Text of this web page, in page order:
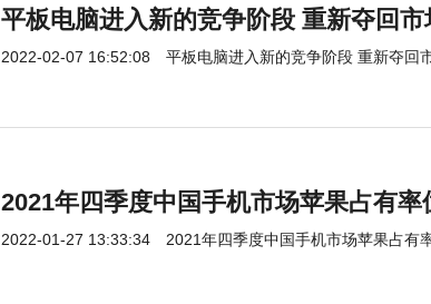
平板电脑进入新的竞争阶段 重新夺回
2022-02-07 16:52:08 平板电脑进入新的竞争阶段 重新夺回
2021年四季度中国手机市场苹果占有率
2022-01-27 13:33:34 2021年四季度中国手机市场苹果占有